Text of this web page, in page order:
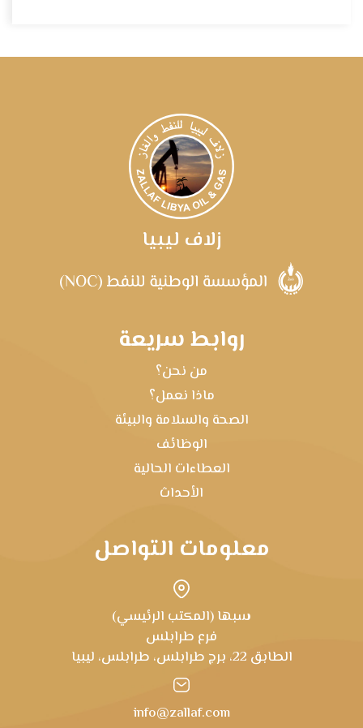
زلاف ليبيا
روابط سريعة
من نحن؟
ماذا نعمل؟
الصحة والسلامة والبيئة
الوظائف
العطاءات الحالية
الأحداث
معلومات التواصل
سبها (المكتب الرئيسي)
فرع طرابلس
الطابق 22، برج طرابلس، طرابلس، ليبيا
info@zallaf.com